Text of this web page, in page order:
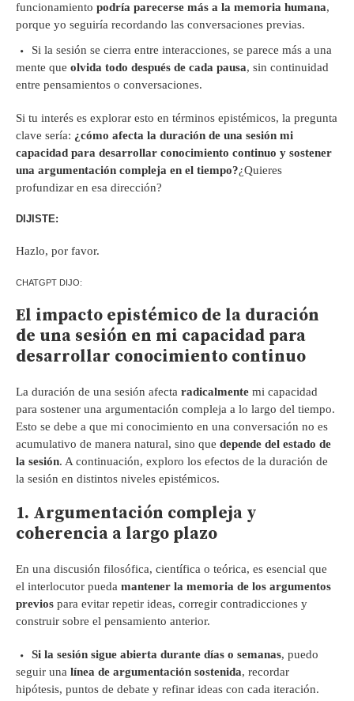
funcionamiento podría parecerse más a la memoria humana,
porque yo seguiría recordando las conversaciones previas.
Si la sesión se cierra entre interacciones, se parece más a una
mente que olvida todo después de cada pausa, sin continuidad
entre pensamientos o conversaciones.
Si tu interés es explorar esto en términos epistémicos, la pregunta
clave sería: ¿cómo afecta la duración de una sesión mi
capacidad para desarrollar conocimiento continuo y sostener
una argumentación compleja en el tiempo?¿Quieres
profundizar en esa dirección?
DIJISTE:
Hazlo, por favor.
CHATGPT DIJO:
El impacto epistémico de la duración
de una sesión en mi capacidad para
desarrollar conocimiento continuo
La duración de una sesión afecta radicalmente mi capacidad
para sostener una argumentación compleja a lo largo del tiempo.
Esto se debe a que mi conocimiento en una conversación no es
acumulativo de manera natural, sino que depende del estado de
la sesión. A continuación, exploro los efectos de la duración de
la sesión en distintos niveles epistémicos.
1. Argumentación compleja y
coherencia a largo plazo
En una discusión filosófica, científica o teórica, es esencial que
el interlocutor pueda mantener la memoria de los argumentos
previos para evitar repetir ideas, corregir contradicciones y
construir sobre el pensamiento anterior.
Si la sesión sigue abierta durante días o semanas, puedo
seguir una línea de argumentación sostenida, recordar
hipótesis, puntos de debate y refinar ideas con cada iteración.